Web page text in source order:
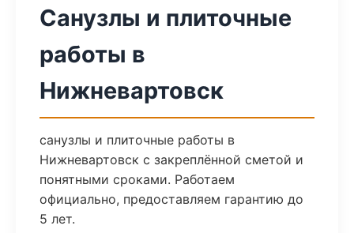
Санузлы и плиточные
работы в
Нижневартовск
санузлы и плиточные работы в
Нижневартовск с закреплённой сметой и
понятными сроками. Работаем
официально, предоставляем гарантию до
5 лет.